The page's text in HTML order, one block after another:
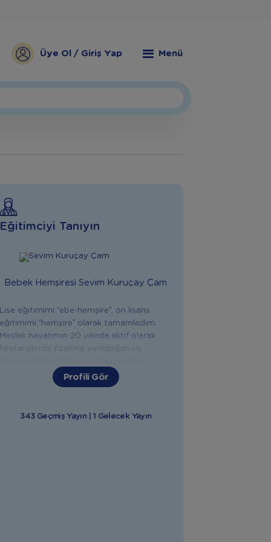
Üye Ol / Giriş Yap Menü
Eğitimciyi Tanıyın
Bebek HemşiresiSevim Kuruçay Çam
Lise eğitimimi “ebe-hemşire”, ön lisans
eğitimimi “hemşire” olarak tamamladım.
Meslek hayatımın 20 yılında aktif olarak
hastanelerde özellikle yenidoğan ve
çalıştım. Anne Bebek Yogası, IAIM
Uluslararası Bebek Masaji Eğitmenliği,
Sonrası Eğitim Koçluğu ,Sağlık Bakanlığı İlk
Profili Gör
343 Geçmiş Yayın | 1 Gelecek Yayın